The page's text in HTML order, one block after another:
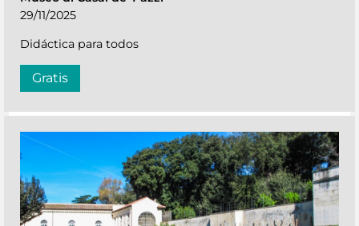
29/11/2025
Didáctica para todos
Gratis